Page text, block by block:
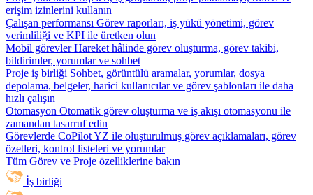
erişim izinlerini kullanın
Çalışan performansı Görev raporları, iş yükü yönetimi, görev
verimliliği ve KPI ile üretken olun
Mobil görevler Hareket hâlinde görev oluşturma, görev takibi,
bildirimler, yorumlar ve sohbet
Proje iş birliği Sohbet, görüntülü aramalar, yorumlar, dosya
depolama, belgeler, harici kullanıcılar ve görev şablonları ile daha
hızlı çalışın
Otomasyon Otomatik görev oluşturma ve iş akışı otomasyonu ile
zamandan tasarruf edin
Görevlerde CoPilotYZ ile oluşturulmuş görev açıklamaları, görev
özetleri, kontrol listeleri ve yorumlar
Tüm Görev ve Proje özelliklerine bakın
İş birliği